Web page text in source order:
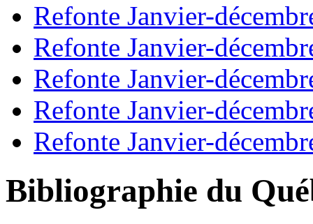
Refonte Janvier-
Refonte Janvier-
Refonte Janvier-
Refonte Janvier-
Refonte Janvier-
Bibliographie du